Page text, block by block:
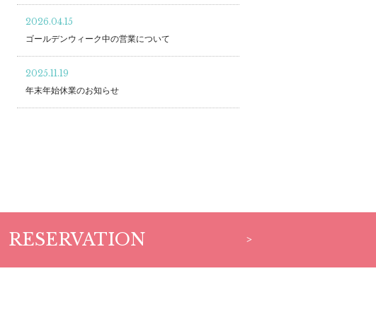
2026.04.15
ゴールデンウィーク中の営業について
2025.11.19
年末年始休業のお知らせ
RESERVATION